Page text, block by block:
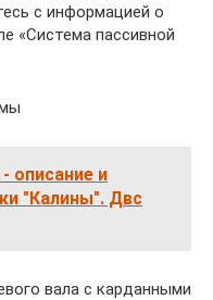
с информацией о
«Система пассивной
описание и
"Калины". Двс
вала с карданными